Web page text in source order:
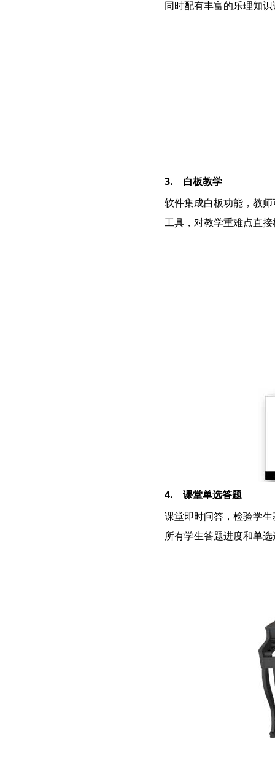
同时配有丰富的乐理知
3. 白板教学
软件集成白板功能，教
工具，对教学重难点直
4. 课堂单选答题
课堂即时问答，检验学
所有学生答题进度和单